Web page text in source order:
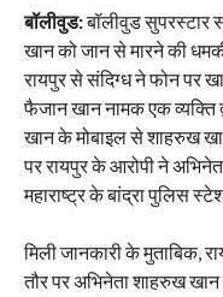
बॉलीवुड:बॉलीवुड सुपरस्टार
खान को जान से मारने की
रायपुर से संदिग्ध ने फोन पर
फैजान खान नामक एक व्यक्ति
खान के मोबाइल से शाहरुख
पर रायपुर के आरोपी ने
महाराष्ट्र के बांद्रा पुलिस
मिली जानकारी के मुताबिक,
तौर पर अभिनेता शाहरुख